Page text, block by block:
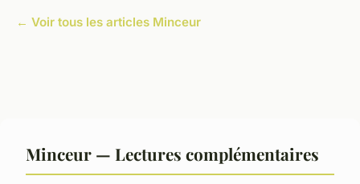
← Voir tous les articles Minceur
Minceur — Lectures complémentaires